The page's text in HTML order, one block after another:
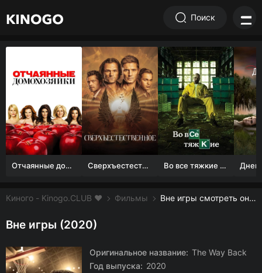
Поиск
Отчаянные домохозяйки (1 сезон) Сверхъестественное Во все тяжкие 1-5 сезон
Киного - Kinogo.CLUB ❤️ Фильмы Вне игры смотреть онлайн бесплатно
Вне игры (2020)
Оригинальное название: The Way Back
Год выпуска: 2020